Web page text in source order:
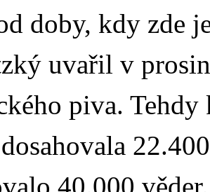
doby, kdy zde
uvařil v
piva.